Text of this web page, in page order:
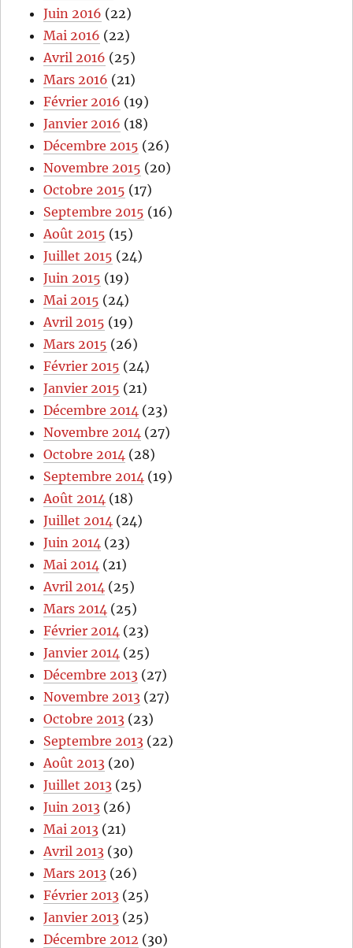
Juin 2016 (22)
Mai 2016 (22)
Avril 2016 (25)
Mars 2016 (21)
Février 2016 (19)
Janvier 2016 (18)
Décembre 2015 (26)
Novembre 2015 (20)
Octobre 2015 (17)
Septembre 2015 (16)
Août 2015 (15)
Juillet 2015 (24)
Juin 2015 (19)
Mai 2015 (24)
Avril 2015 (19)
Mars 2015 (26)
Février 2015 (24)
Janvier 2015 (21)
Décembre 2014 (23)
Novembre 2014 (27)
Octobre 2014 (28)
Septembre 2014 (19)
Août 2014 (18)
Juillet 2014 (24)
Juin 2014 (23)
Mai 2014 (21)
Avril 2014 (25)
Mars 2014 (25)
Février 2014 (23)
Janvier 2014 (25)
Décembre 2013 (27)
Novembre 2013 (27)
Octobre 2013 (23)
Septembre 2013 (22)
Août 2013 (20)
Juillet 2013 (25)
Juin 2013 (26)
Mai 2013 (21)
Avril 2013 (30)
Mars 2013 (26)
Février 2013 (25)
Janvier 2013 (25)
Décembre 2012 (30)